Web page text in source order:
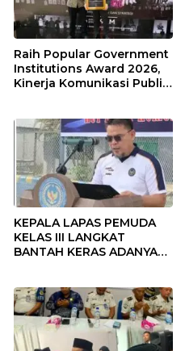
Raih Popular Government
Institutions Award 2026,
Kinerja Komunikasi Publik
KEPALA LAPAS PEMUDA
KELAS III LANGKAT
BANTAH KERAS ADANYA
TENTANG SINDIKAT
PENIPU PENJUALAN EMAS